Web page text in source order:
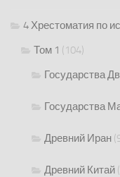
4 Хрестоматия по
Том 1 (104)
Государства
Государства
Древний Иран
Древний Китай